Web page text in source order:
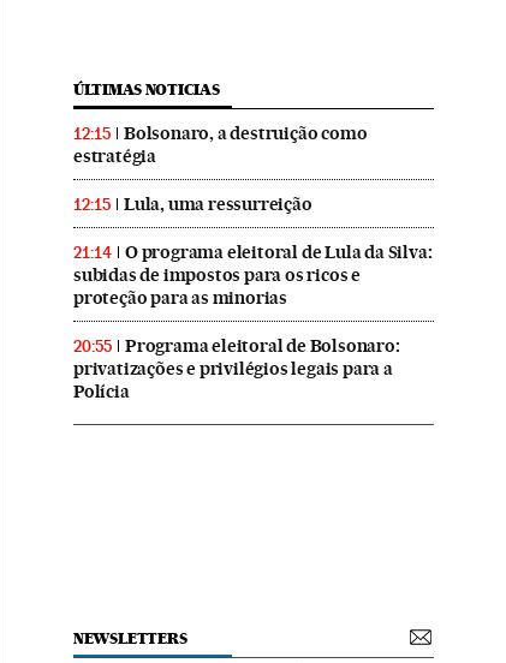
ÚLTIMAS NOTICIAS
12:15
Bolsonaro, a destruição como
estratégia
12:15 Lula, uma ressurreição
21:14
O programa eleitoral de Lula da Silva:
subidas de impostos para os ricos e
proteção para as minorias
20:55
Programa eleitoral de Bolsonaro:
privatizações e privilégios legais para a
Polícia
NEWSLETTERS